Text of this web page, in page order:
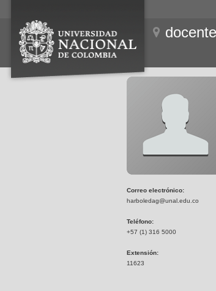
Correo electrónico:
harboledag@unal.edu.co
Teléfono:
+57 (1) 316 5000
Extensión:
11623